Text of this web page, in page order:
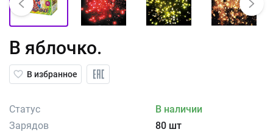
В яблочко.
В избранное
Статус
В наличии
Зарядов
80 шт